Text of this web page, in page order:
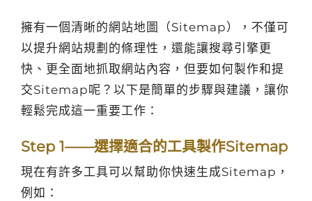
擁有一個清晰的網站地圖（Sitemap），不僅可
以提升網站規劃的條理性，還能讓搜尋引擎更
快、更全面地抓取網站內容，但要如何製作和提
交Sitemap呢？以下是簡單的步驟與建議，讓你
輕鬆完成這一重要工作：
Step 1——選擇適合的工具製作Sitemap
現在有許多工具可以幫助你快速生成Sitemap，
例如：